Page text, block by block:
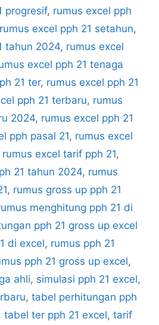
progresif, rumus excel pph
rumus excel pph 21 setahun,
tahun 2024, rumus excel
excel pph 21 tenaga
21 ter, rumus excel pph 21
pph 21 terbaru, rumus
2024, rumus excel pph 21
pph pasal 21, rumus excel
rumus excel tarif pph 21,
21 tahun 2024, rumus
, rumus gross up pph 21
menghitung pph 21 di
pph 21 gross up excel
di excel, rumus pph 21
pph 21 gross up excel,
ahli, simulasi pph 21 excel,
, tabel perhitungan pph
tabel ter pph 21 excel, tarif